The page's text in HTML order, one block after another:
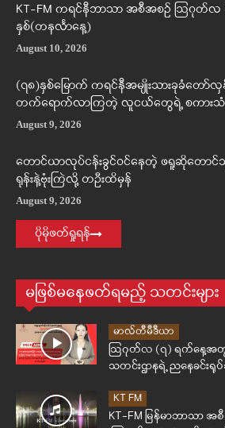
KT-FM ကရင်နီဘာသာ အစီအစဉ် ဩဂုတ်လ (
နှစ်(တနင်္လာနေ့)
August 10, 2026
(၇၈)နှစ်မြောက် ကရင်နီအမျိုးသားခုခံတော်လှ
တက်ရောက်လာကြတဲ့ လူငယ်တွေရဲ့ စကားသံမ
August 9, 2026
တောင်ယာလုပ်ငန်းခွင်ဝင်နေတဲ့ ဖရူဆိုတော
ရုန်းနဲ့ဗုံးကြဲလို့ တဦးထိမှန်
August 9, 2026
ပိုမိုဖတ်ရှုရန်
မဖြစ်မနေဖတ်ရမည့် သတင်းများ
မာလ်တီမီဒီယာ
ဩဂုတ်လ (၇) ရက်နေ့အတွ
သတင်းဌာနရဲ့ ညနေခင်း
KT FM
KT-FM မြန်မာဘာသာ အ